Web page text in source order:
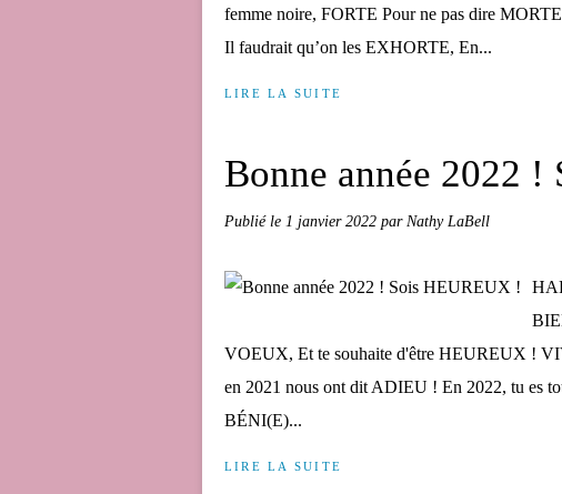
femme noire, FORTE Pour ne pas dire
Il faudrait qu’on les EXHORTE, En...
LIRE LA SUITE
Bonne année 2022
Publié le 1 janvier 2022 par Nathy LaBell
VOEUX, Et te souhaite d'être HEUREUX !
en 2021 nous ont dit ADIEU ! En 2022, tu es
BÉNI(E)...
LIRE LA SUITE